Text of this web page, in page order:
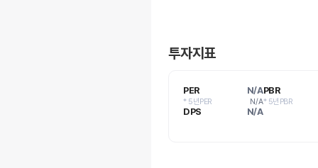
투자지표
PER N/A
* 5년PER N/A
PBR
* 5년PBR
DPS N/A